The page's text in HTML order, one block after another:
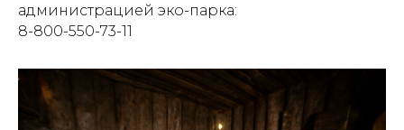
администрацией эко-парка:
8-800-550-73-11